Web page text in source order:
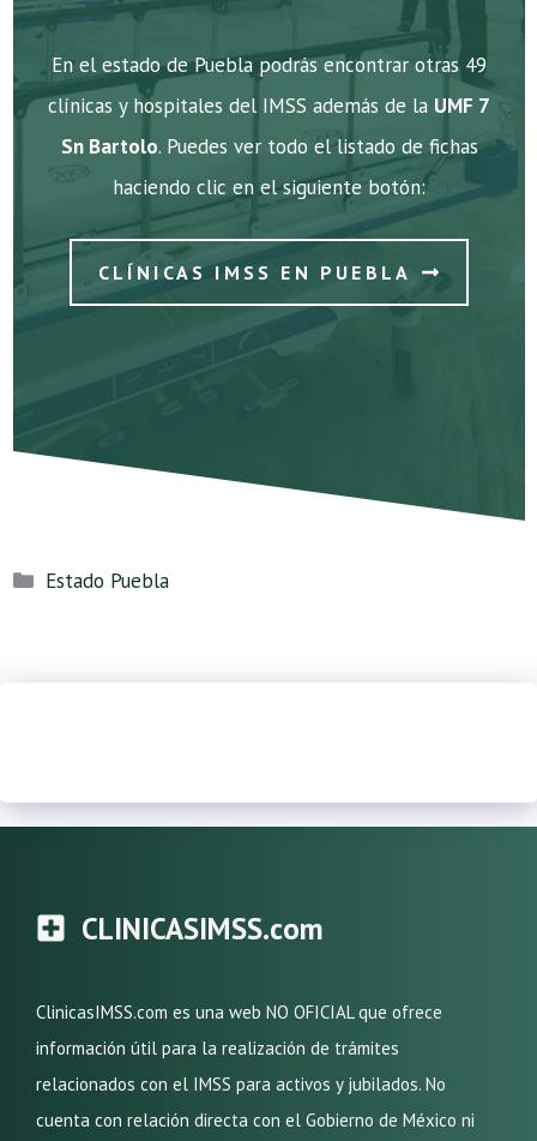
En el estado de Puebla podrás encontrar otras 49
clínicas y hospitales del IMSS además de la UMF 7
Sn Bartolo. Puedes ver todo el listado de fichas
haciendo clic en el siguiente botón:
CLÍNICAS IMSS EN PUEBLA
Categorías
Estado Puebla
CLINICASIMSS.com
ClinicasIMSS.com es una web NO OFICIAL que ofrece
información útil para la realización de trámites
relacionados con el IMSS para activos y jubilados. No
cuenta con relación directa con el Gobierno de México ni